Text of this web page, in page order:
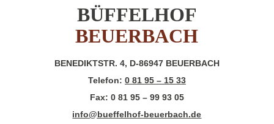
BÜFFELHOF
BEUERBACH
BENEDIKTSTR. 4, D-86947 BEUERBACH
Telefon: 0 81 95 – 15 33
Fax: 0 81 95 – 99 93 05
info@bueffelhof-beuerbach.de